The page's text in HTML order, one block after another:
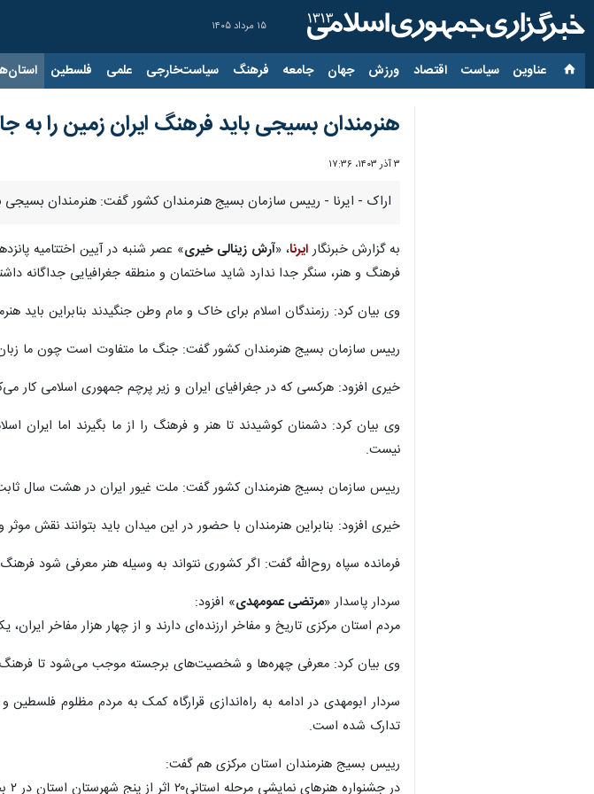
۱۵ مرداد ۱۴۰۵
عناوین‌ سیاست اقتصاد ورزش جهان جامعه فرهنگ سیاست‌خارجی علمی فلسطین
هنرمندان بسیجی باید فرهنگ ایران زمین را به
۳ آذر ۱۴۰۳، ۱۷:۳۶
اراک - ایرنا - رییس سازمان بسیج هنرمندان کشور گفت: هنرمندان بسیجی
به گزارش خبرنگارایرنا، «آرش زینالی خیری» عصر شنبه در آیین اختتامیه
فرهنگ و هنر، سنگر جدا ندارد شاید ساختمان و منطقه جغرافیایی جداگانه
وی بیان کرد: رزمندگان اسلام برای خاک و مام وطن جنگیدند بنابراین باید
رییس سازمان بسیج هنرمندان کشور گفت: جنگ ما متفاوت است چون ما زبان
خیری افزود: هرکسی که در جغرافیای ایران و زیر پرچم جمهوری اسلامی
وی بیان کرد: دشمنان کوشیدند تا هنر و فرهنگ را از ما بگیرند اما
نیست.
رییس سازمان بسیج هنرمندان کشور گفت: ملت غیور ایران در هشت سال
خیری افزود: بنابراین هنرمندان با حضور در این میدان باید بتوانند نقش موثر و
فرمانده سپاه روح‌الله گفت: اگر کشوری نتواند به وسیله هنر معرفی شود
سردار پاسدار «مرتضی عمومهدی» افزود:
مردم استان مرکزی تاریخ و مفاخر ارزنده‌ای دارند و از چهار هزار مفاخر
وی بیان کرد: معرفی چهره‌ها و شخصیت‌های برجسته موجب می‌شود تا
سردار ابومهدی در ادامه به راه‌اندازی قرارگاه کمک به مردم مظلوم
تدارک شده است.
رییس بسیج هنرمندان استان مرکزی هم گفت:
در جشنواره هنرهای نمایشی مرحله استانی۲۰ اثر از پنج شهرستان استان در ۲ بخش صحنه‌ای و خیابانی به تهران ارسال شد.